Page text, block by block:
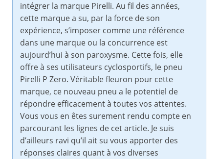
intégrer la marque Pirelli. Au fil des années,
cette marque a su, par la force de son
expérience, s’imposer comme une référence
dans une marque ou la concurrence est
aujourd’hui à son paroxysme. Cette fois, elle
offre à ses utilisateurs cyclosportifs, le pneu
Pirelli P Zero. Véritable fleuron pour cette
marque, ce nouveau pneu a le potentiel de
répondre efficacement à toutes vos attentes.
Vous vous en êtes surement rendu compte en
parcourant les lignes de cet article. Je suis
d’ailleurs ravi qu’il ait su vous apporter des
réponses claires quant à vos diverses